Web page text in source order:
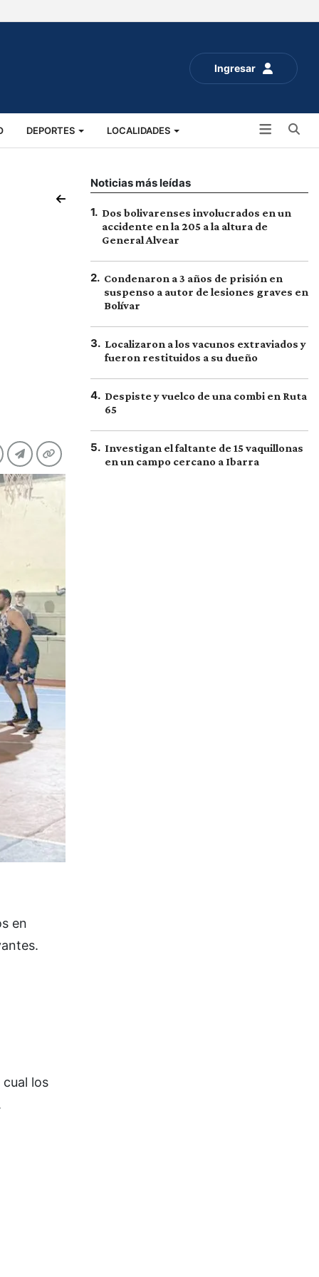
Ingresar
DEPORTES LOCALIDADES
en
los
Noticias más leídas
1. Dos bolivarenses involucrados en un
accidente en la 205 a la altura de
General Alvear
2. Condenaron a 3 años de prisión en
suspenso a autor de lesiones graves en
Bolívar
3. Localizaron a los vacunos extraviados y
fueron restituidos a su dueño
4. Despiste y vuelco de una combi en Ruta
65
5. Investigan el faltante de 15 vaquillonas
en un campo cercano a Ibarra